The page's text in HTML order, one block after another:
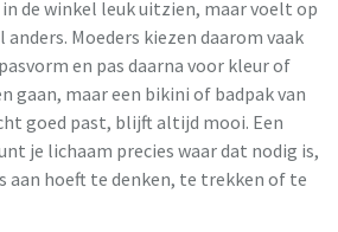
de winkel leuk uitzien, maar voelt op
Moeders kiezen daarom vaak
en pas daarna voor kleur of
gaan, maar een bikini of badpak van
goed past, blijft altijd mooi. Een
je lichaam precies waar dat nodig is,
aan hoeft te denken, te trekken of te